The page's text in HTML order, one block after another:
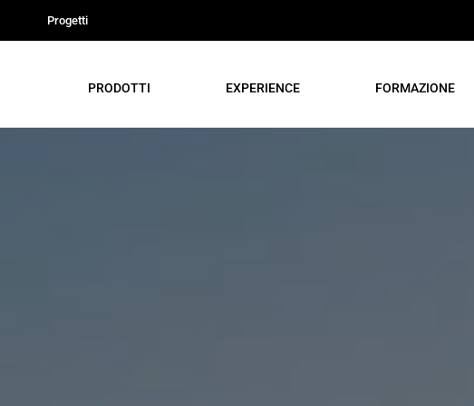
Progetti
PRODOTTI EXPERIENCE FORMAZIONE